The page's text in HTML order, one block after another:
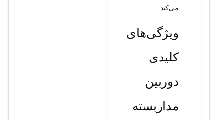
می‌کند.
ویژگی‌های
کلیدی
دوربین
مداربسته